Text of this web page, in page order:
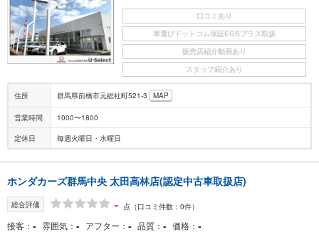
口コミあり
車選びドットコム保証EGSプラス取扱
販売店紹介動画あり
スタッフ紹介あり
住所 群馬県前橋市元総社町521-3 MAP
営業時間 1000〜1800
定休日 毎週火曜日・水曜日
ホンダカーズ群馬中央 太田高林店(認定中古車取扱店)
総合評価 - 点 （口コミ件数：0件）
接客 - 雰囲気 - アフター - 品質 - 価格 -